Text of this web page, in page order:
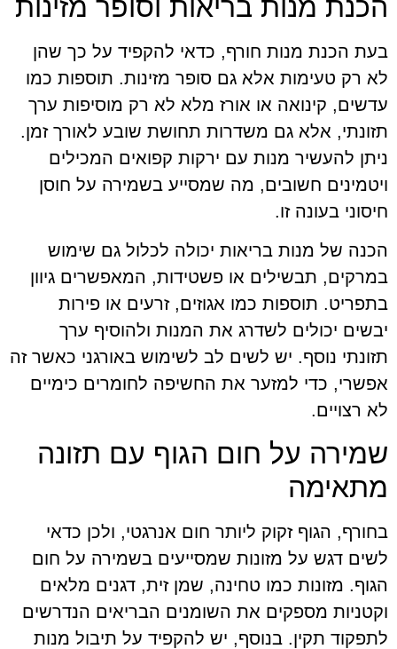
הכנת מנות בריאות וסופר מזינות
בעת הכנת מנות חורף, כדאי להקפיד על כך שהן
לא רק טעימות אלא גם סופר מזינות. תוספות כמו
עדשים, קינואה או אורז מלא לא רק מוסיפות ערך
תזונתי, אלא גם משדרות תחושת שובע לאורך זמן.
ניתן להעשיר מנות עם ירקות קפואים המכילים
ויטמינים חשובים, מה שמסייע בשמירה על חוסן
חיסוני בעונה זו.
הכנה של מנות בריאות יכולה לכלול גם שימוש
במרקים, תבשילים או פשטידות, המאפשרים גיוון
בתפריט. תוספות כמו אגוזים, זרעים או פירות
יבשים יכולים לשדרג את המנות ולהוסיף ערך
תזונתי נוסף. יש לשים לב לשימוש באורגני כאשר זה
אפשרי, כדי למזער את החשיפה לחומרים כימיים
לא רצויים.
שמירה על חום הגוף עם תזונה
מתאימה
בחורף, הגוף זקוק ליותר חום אנרגטי, ולכן כדאי
לשים דגש על מזונות שמסייעים בשמירה על חום
הגוף. מזונות כמו טחינה, שמן זית, דגנים מלאים
וקטניות מספקים את השומנים הבריאים הנדרשים
לתפקוד תקין. בנוסף, יש להקפיד על תיבול מנות